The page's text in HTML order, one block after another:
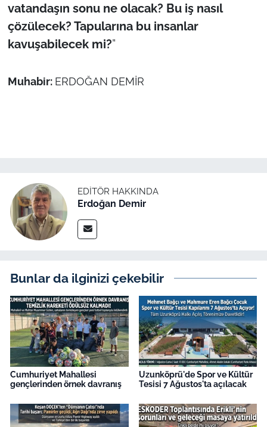
vatandaşın sonu ne olacak? Bu iş nasıl
çözülecek? Tapularına bu insanlar
kavuşabilecek mi?”
Muhabir: ERDOĞAN DEMİR
EDITÖR HAKKINDA
Erdoğan Demir
Bunlar da ilginizi çekebilir
Cumhuriyet Mahallesi
gençlerinden örnek davranış
Uzunköprü'de Spor ve Kültür
Tesisi 7 Ağustos'ta açılacak